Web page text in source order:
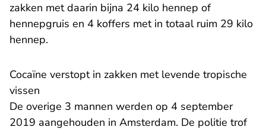
zakken met daarin bijna 24 kilo hennep of
hennepgruis en 4 koffers met in totaal ruim 29 kilo
hennep.
Cocaïne verstopt in zakken met levende tropische
vissen
De overige 3 mannen werden op 4 september
2019 aangehouden in Amsterdam. De politie trof